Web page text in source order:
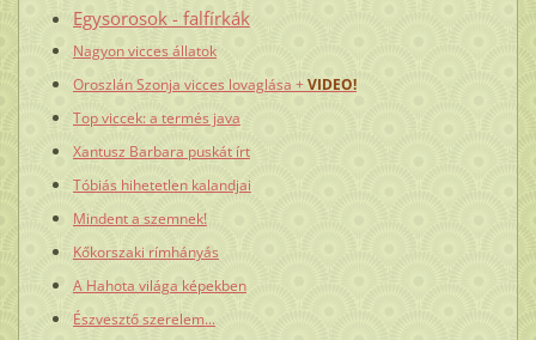
Egysorosok - falfírkák
Nagyon vicces állatok
Oroszlán Szonja vicces lovaglása +VIDEO!
Top viccek: a termés java
Xantusz Barbara puskát írt
Tóbiás hihetetlen kalandjai
Mindent a szemnek!
Kőkorszaki rímhányás
A Hahota világa képekben
Észvesztő szerelem...